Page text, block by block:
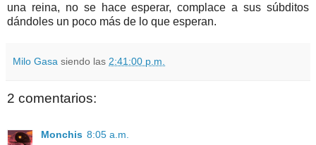
una reina, no se hace esperar, complace a sus súbditos
dándoles un poco más de lo que esperan.
Milo Gasa siendo las 2:41:00 p.m.
2 comentarios:
Monchis 8:05 a.m.